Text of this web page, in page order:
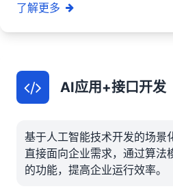
了解更多
AI应用+接口开发
基于人工智能技术开发的场景
直接面向企业需求，通过算法
的功能，提高企业运行效率。